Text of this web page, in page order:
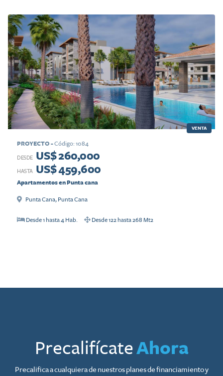
VENTA
PROYECTO -Código: 1084
DESDE US$ 260,000
HASTA US$ 459,600
Apartamentos en Punta cana
Punta Cana, Punta Cana
Desde1 hasta4 Hab. Desde122 hasta268 Mt2
PrecalifícateAhora
Precalifica a cualquiera de nuestros planes de financiamiento y